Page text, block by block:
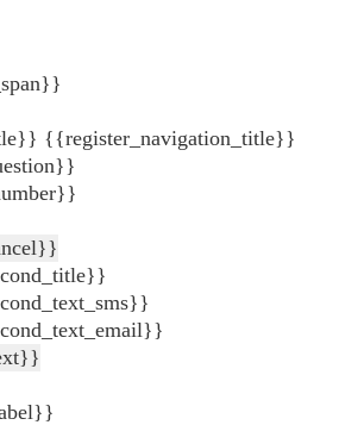
{{register_navigation_title}}